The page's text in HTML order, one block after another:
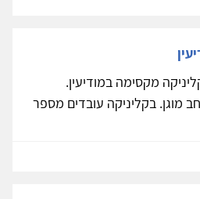
מקסימה במודיעין.
מוגן. בקליניקה עובדים מספר